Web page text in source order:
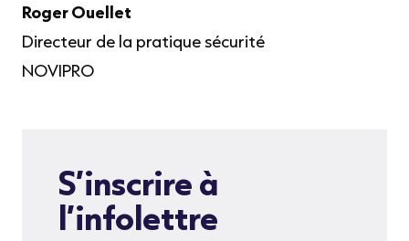
Roger Ouellet
Directeur de la pratique sécurité
NOVIPRO
S’inscrire à
l’infolettre